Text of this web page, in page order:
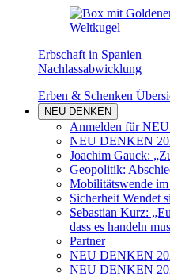
Erbschaft in Spanien
Nachlassabwicklung
Erben & Schenken
NEU DENKEN
Anmelden für
NEU DENKEN
Joachim Gauck:
Geopolitik:
Mobilitätswende
Sicherheit Wendet
Sebastian Kurz:
dass es handeln
Partner
NEU DENKEN
NEU DENKEN